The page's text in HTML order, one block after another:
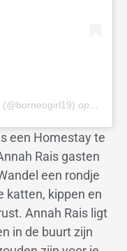
op 26
een Homestay te
Rais gasten
een rondje
katten, kippen en
Annah Rais ligt
in de buurt zijn